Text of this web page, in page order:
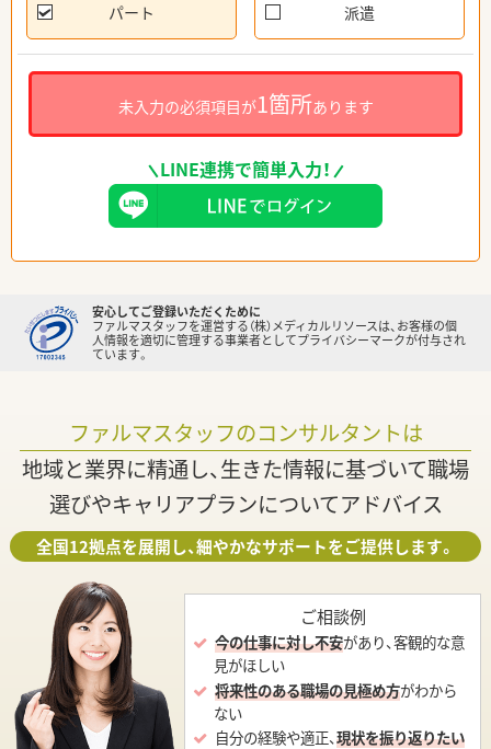
パート 派遣
未入力の必須項目が1箇所あります
LINE連携で簡単入力！
安心してご登録いただくために
ファルマスタッフを運営する（株）メディカルリソースは、お客様の個
人情報を適切に管理する事業者としてプライバシーマークが付与され
ています。
ファルマスタッフのコンサルタントは
地域と業界に精通し、生きた情報に基づいて職場
選びやキャリアプランについてアドバイス
全国12拠点を展開し、細やかなサポートをご提供します。
ご相談例
今の仕事に対し不安があり、客観的な意
見がほしい
将来性のある職場の見極め方がわから
ない
自分の経験や適正、現状を振り返りたい